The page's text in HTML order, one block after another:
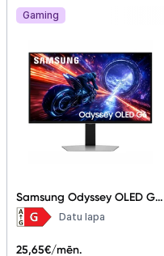
Gaming
Samsung Odyssey OLED G6
LS27FG602SUXEN 27"
Datu lapa
25,65€/mēn.